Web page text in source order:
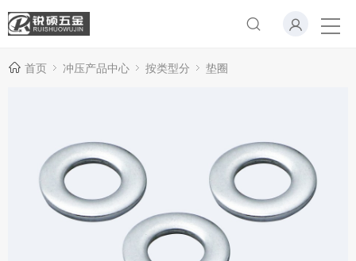
首页 冲压产品中心 按类型分 垫圈